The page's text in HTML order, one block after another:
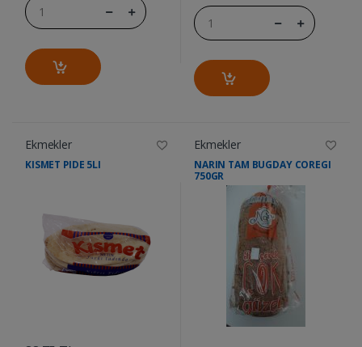
Ekmekler
KISMET PIDE 5LI
Ekmekler
NARIN TAM BUGDAY COREGI
750GR